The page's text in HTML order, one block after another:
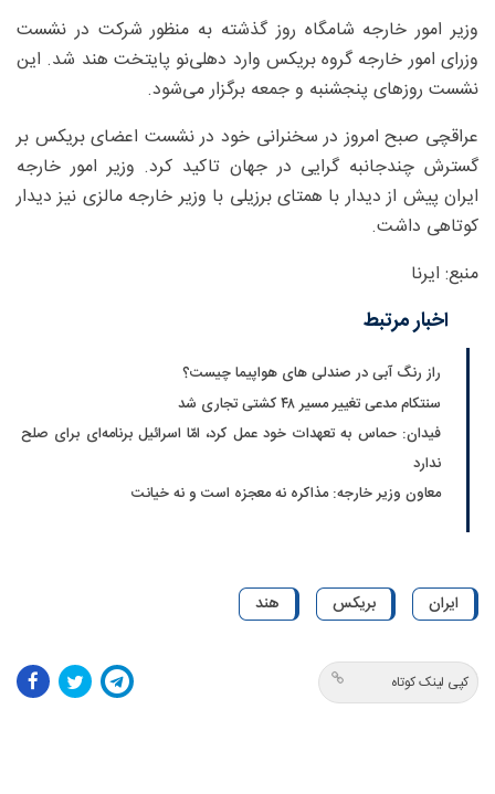
وزیر امور خارجه شامگاه روز گذشته به منظور شرکت در نشست
وزرای امور خارجه گروه بریکس وارد دهلی‌نو پایتخت هند شد. این
نشست روزهای پنجشنبه و جمعه برگزار می‌شود.
عراقچی صبح امروز در سخنرانی خود در نشست اعضای بریکس بر
گسترش چندجانبه گرایی در جهان تاکید کرد. وزیر امور خارجه
ایران پیش از دیدار با همتای برزیلی با وزیر خارجه مالزی نیز دیدار
کوتاهی داشت.
منبع: ایرنا
اخبار مرتبط
راز رنگ آبی در صندلی های هواپیما چیست؟
سنتکام مدعی تغییر مسیر ۴۸ کشتی تجاری شد
فیدان: حماس به تعهدات خود عمل کرد، امّا اسرائیل برنامه‌ای برای صلح
ندارد
معاون وزیر خارجه: مذاکره نه معجزه است و نه خیانت
ایران بریکس هند
کپی لینک کوتاه